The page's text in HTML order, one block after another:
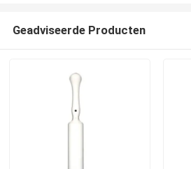
Geadviseerde Producten